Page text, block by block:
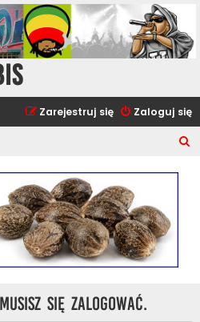
Zaloguj się
Zarejestruj się
się zalogować.